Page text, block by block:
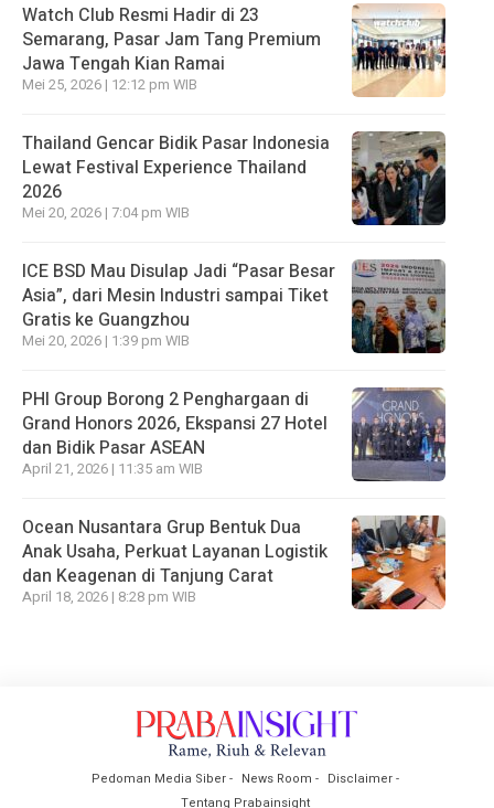
Watch Club Resmi Hadir di 23
Semarang, Pasar Jam Tang Premium
Jawa Tengah Kian Ramai
Mei 25, 2026 | 12:12 pm WIB
Thailand Gencar Bidik Pasar Indonesia
Lewat Festival Experience Thailand
2026
Mei 20, 2026 | 7:04 pm WIB
ICE BSD Mau Disulap Jadi “Pasar Besar
Asia”, dari Mesin Industri sampai Tiket
Gratis ke Guangzhou
Mei 20, 2026 | 1:39 pm WIB
PHI Group Borong 2 Penghargaan di
Grand Honors 2026, Ekspansi 27 Hotel
dan Bidik Pasar ASEAN
April 21, 2026 | 11:35 am WIB
Ocean Nusantara Grup Bentuk Dua
Anak Usaha, Perkuat Layanan Logistik
dan Keagenan di Tanjung Carat
April 18, 2026 | 8:28 pm WIB
Pedoman Media Siber News Room
Disclaimer
Tentang Prabainsight